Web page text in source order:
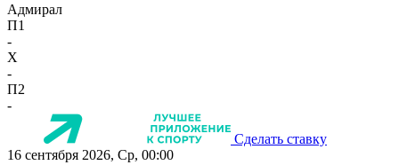
Адмирал
П1
-
X
-
П2
-
Сделать ставку
16 сентября 2026, Ср, 00:00